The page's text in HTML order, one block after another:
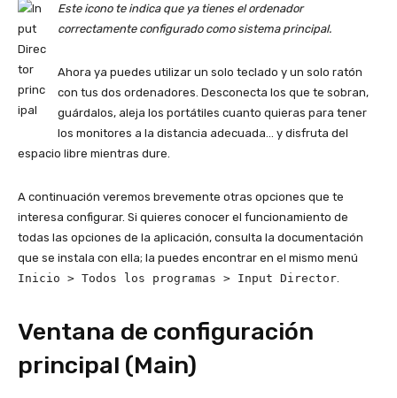
Este icono te indica que ya tienes el ordenador
correctamente configurado como sistema principal.
Ahora ya puedes utilizar un solo teclado y un solo ratón
con tus dos ordenadores. Desconecta los que te sobran,
guárdalos, aleja los portátiles cuanto quieras para tener
los monitores a la distancia adecuada… y disfruta del
espacio libre mientras dure.
A continuación veremos brevemente otras opciones que te
interesa configurar. Si quieres conocer el funcionamiento de
todas las opciones de la aplicación, consulta la documentación
que se instala con ella; la puedes encontrar en el mismo menú
Inicio > Todos los programas > Input Director
Ventana de configuración
principal (Main)